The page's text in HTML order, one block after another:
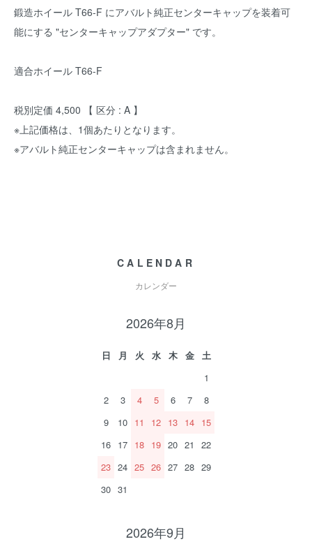
鍛造ホイール T66-F にアバルト純正センターキャップを装着可
能にする "センターキャップアダプター" です。
適合ホイール T66-F
税別定価 4,500 【 区分 : A 】
※上記価格は、1個あたりとなります。
※アバルト純正センターキャップは含まれません。
CALENDAR
カレンダー
2026年8月
日 月 火 水 木 金
土
1
2
3 4 5 6 7
8
9
10 11 12 13 14 15
16 17 18 19 20 21
22
23 24 25 26 27 28 29
30 31
2026年9月